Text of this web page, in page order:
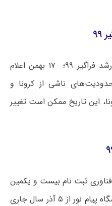
۹۹
زمان برگزاری آزمون کارشناسی ارشد فراگیر ۹۹؛ ۱۷ بهمن اعلام
ناشی از کرونا و
این تاریخ ممکن است تغییر
ثبت نام بیست و یکمین
دوره فراگیر کارشناسی ارشد دانشگاه پیام نور از ۵ آذر سال جاری